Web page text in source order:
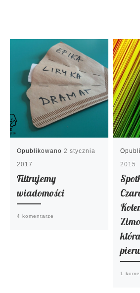
Opublikowano2 stycznia
2017
Filtrujemy
wiadomości
4 komentarze
2015
1